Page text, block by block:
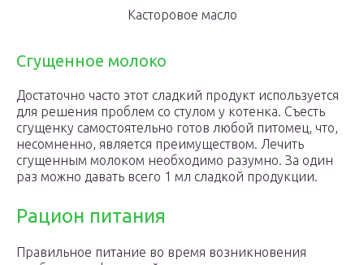
Касторовое масло
Сгущенное молоко
Достаточно часто этот сладкий продукт используется
для решения проблем со стулом у котенка. Съесть
сгущенку самостоятельно готов любой питомец, что,
несомненно, является преимуществом. Лечить
сгущенным молоком необходимо разумно. За один
раз можно давать всего 1 мл сладкой продукции.
Рацион питания
Правильное питание во время возникновения